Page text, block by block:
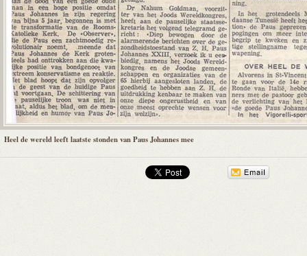
Heel de wereld leeft laatste stonden van Paus Johannes mee